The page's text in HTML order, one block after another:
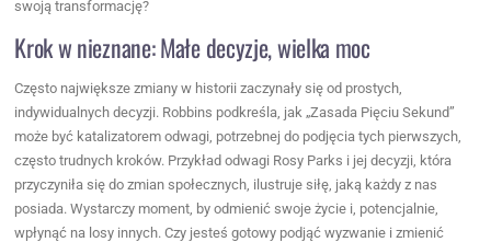
swoją transformację?
Krok w nieznane: Małe decyzje, wielka moc
Często największe zmiany w historii zaczynały się od prostych,
indywidualnych decyzji. Robbins podkreśla, jak „Zasada Pięciu Sekund”
może być katalizatorem odwagi, potrzebnej do podjęcia tych pierwszych,
często trudnych kroków. Przykład odwagi Rosy Parks i jej decyzji, która
przyczyniła się do zmian społecznych, ilustruje siłę, jaką każdy z nas
posiada. Wystarczy moment, by odmienić swoje życie i, potencjalnie,
wpłynąć na losy innych. Czy jesteś gotowy podjąć wyzwanie i zmienić